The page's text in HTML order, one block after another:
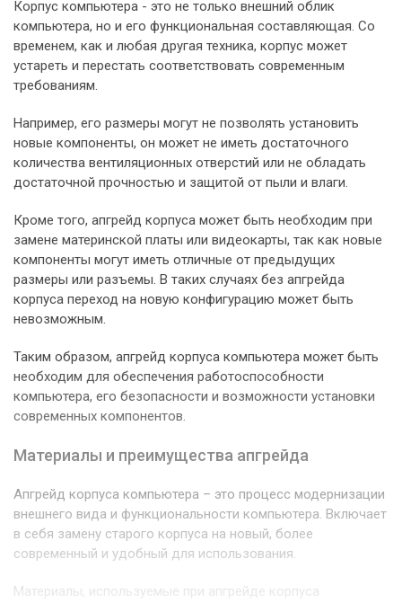
Корпус компьютера - это не только внешний облик
компьютера, но и его функциональная составляющая. Со
временем, как и любая другая техника, корпус может
устареть и перестать соответствовать современным
требованиям.
Например, его размеры могут не позволять установить
новые компоненты, он может не иметь достаточного
количества вентиляционных отверстий или не обладать
достаточной прочностью и защитой от пыли и влаги.
Кроме того, апгрейд корпуса может быть необходим при
замене материнской платы или видеокарты, так как новые
компоненты могут иметь отличные от предыдущих
размеры или разъемы. В таких случаях без апгрейда
корпуса переход на новую конфигурацию может быть
невозможным.
Таким образом, апгрейд корпуса компьютера может быть
необходим для обеспечения работоспособности
компьютера, его безопасности и возможности установки
современных компонентов.
Материалы и преимущества апгрейда
Апгрейд корпуса компьютера – это процесс модернизации
внешнего вида и функциональности компьютера. Включает
в себя замену старого корпуса на новый, более
современный и удобный для использования.
Материалы, используемые при апгрейде корпуса